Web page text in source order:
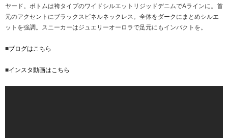
ヤード。ボトムは袴タイプのワイドシルエットリジッドデニムでAラインに。首
元のアクセントにブラックスピネルネックレス。全体をダークにまとめシルエ
ットを強調。スニーカーはジュエリーオーロラで足元にもインパクトを。
■ブログはこちら
■インスタ動画はこちら